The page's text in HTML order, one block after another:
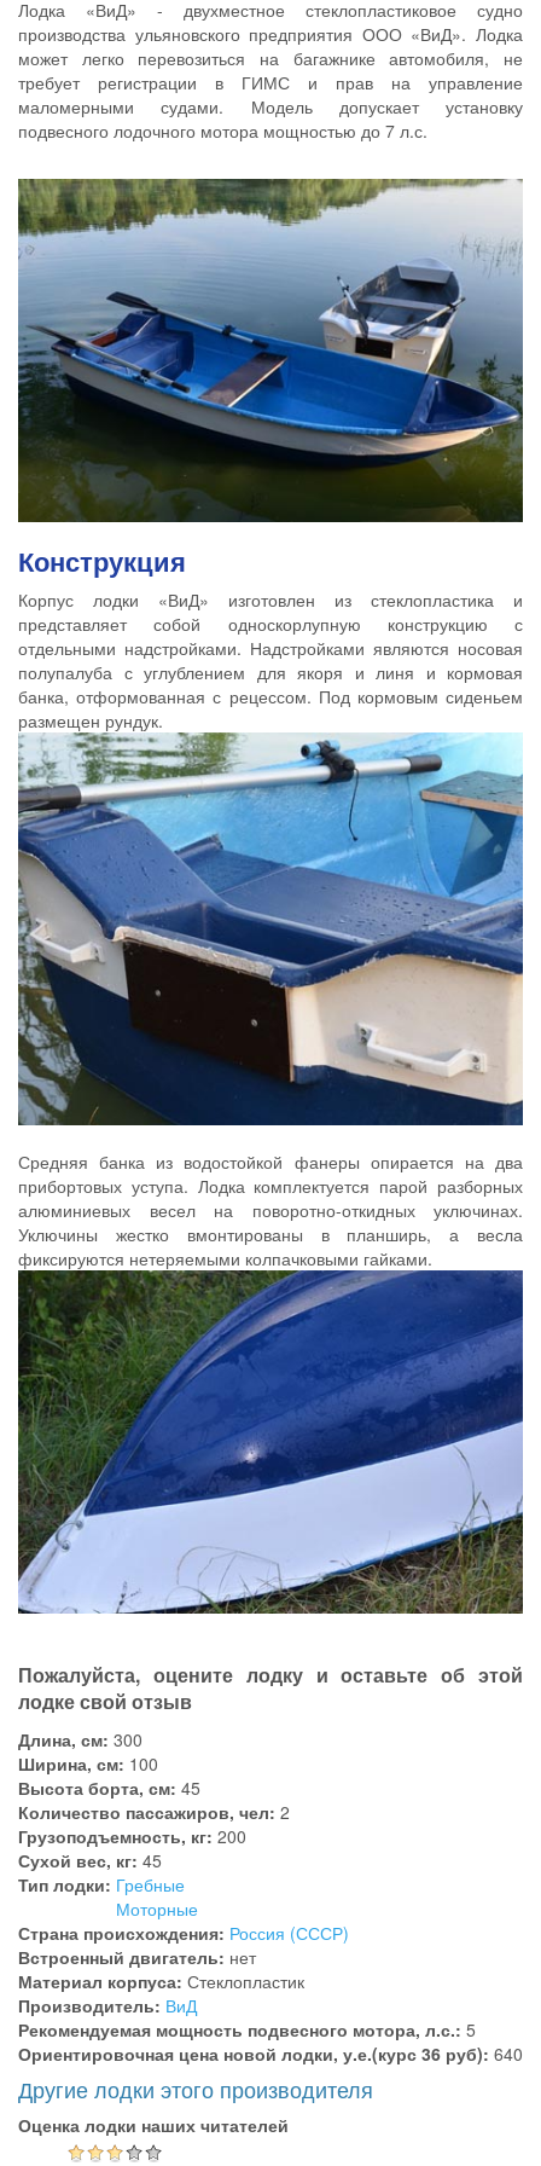
Лодка «ВиД» - двухместное стеклопластиковое судно
производства ульяновского предприятия ООО «ВиД». Лодка
может легко перевозиться на багажнике автомобиля, не
требует регистрации в ГИМС и прав на управление
маломерными судами. Модель допускает установку
подвесного лодочного мотора мощностью до 7 л.с.
Конструкция
Корпус лодки «ВиД» изготовлен из стеклопластика и
представляет собой односкорлупную конструкцию с
отдельными надстройками. Надстройками являются носовая
полупалуба с углублением для якоря и линя и кормовая
банка, отформованная с рецессом. Под кормовым сиденьем
размещен рундук.
Средняя банка из водостойкой фанеры опирается на два
прибортовых уступа. Лодка комплектуется парой разборных
алюминиевых весел на поворотно-откидных уключинах.
Уключины жестко вмонтированы в планширь, а весла
фиксируются нетеряемыми колпачковыми гайками.
Пожалуйста, оцените лодку и оставьте об этой
лодке свой отзыв
Длина, см: 300
Ширина, см: 100
Высота борта, см: 45
Количество пассажиров, чел: 2
Грузоподъемность, кг: 200
Сухой вес, кг: 45
Тип лодки: Гребные
Моторные
Страна происхождения: Россия (СССР)
Встроенный двигатель: нет
Материал корпуса: Стеклопластик
Производитель: ВиД
Рекомендуемая мощность подвесного мотора, л.с.: 5
Ориентировочная цена новой лодки, у.е.(курс 36 руб): 640
Другие лодки этого производителя
Оценка лодки наших читателей